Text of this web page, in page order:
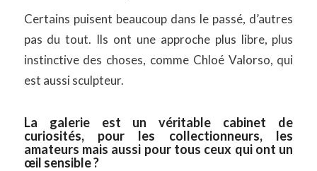
Certains puisent beaucoup dans le passé, d’autres
pas du tout. Ils ont une approche plus libre, plus
instinctive des choses, comme Chloé Valorso, qui
est aussi sculpteur.
La galerie est un véritable cabinet de
curiosités, pour les collectionneurs, les
amateurs mais aussi pour tous ceux qui ont un
œil sensible ?